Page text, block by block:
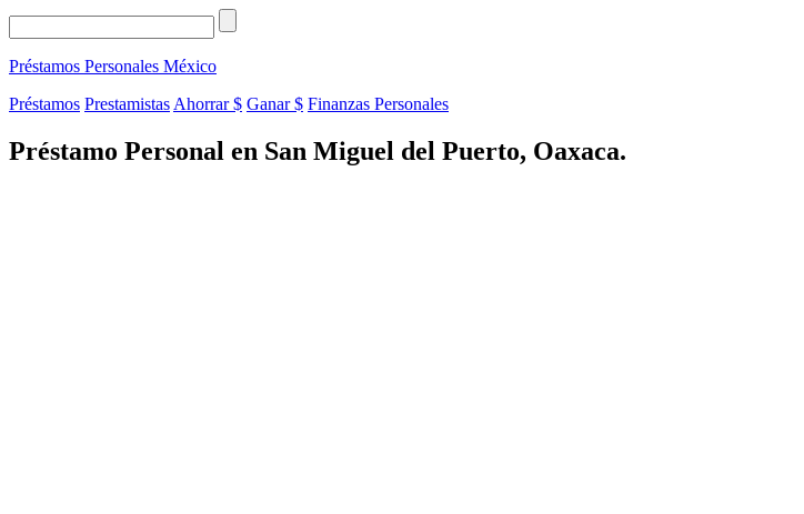
Préstamos Personales México
Préstamos Prestamistas Ahorrar $ Ganar $ Finanzas Personales
Préstamo Personal en San Miguel del Puerto, Oaxaca.